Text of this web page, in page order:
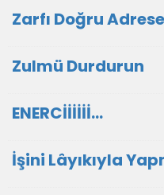
Zarfı Doğru
Zulmü Durdurun
ENERCİİİİİİ...
İşini Lâyıkıyla